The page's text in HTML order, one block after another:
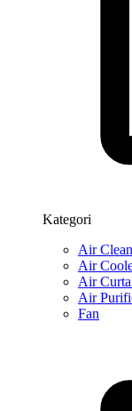
Kategori
Air
Air
Air
Air
Fan